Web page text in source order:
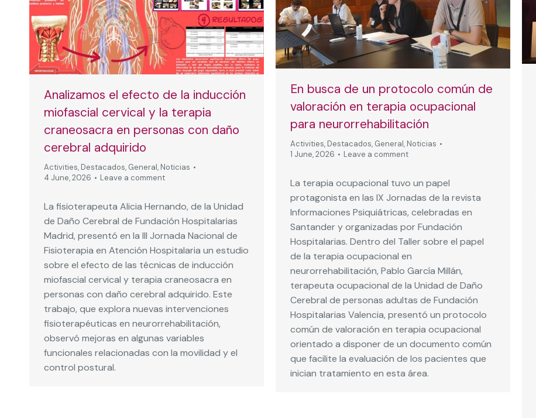
Analizamos el efecto de la inducción
miofascial cervical y la terapia
craneosacra en personas con daño
cerebral adquirido
Activities, Destacados, General, Noticias
4 June, 2026
Leave a comment
La fisioterapeuta Alicia Hernando, de la Unidad
de Daño Cerebral de Fundación Hospitalarias
Madrid, presentó en la III Jornada Nacional de
Fisioterapia en Atención Hospitalaria un estudio
sobre el efecto de las técnicas de inducción
miofascial cervical y terapia craneosacra en
personas con daño cerebral adquirido. Este
trabajo, que explora nuevas intervenciones
fisioterapéuticas en neurorrehabilitación,
observó mejoras en algunas variables
funcionales relacionadas con la movilidad y el
control postural.
En busca de un protocolo común de
valoración en terapia ocupacional
para neurorrehabilitación
Activities, Destacados, General, Noticias
1 June, 2026
Leave a comment
La terapia ocupacional tuvo un papel
protagonista en las IX Jornadas de la revista
Informaciones Psiquiátricas, celebradas en
Santander y organizadas por Fundación
Hospitalarias. Dentro del Taller sobre el papel
de la terapia ocupacional en
neurorrehabilitación, Pablo García Millán,
terapeuta ocupacional de la Unidad de Daño
Cerebral de personas adultas de Fundación
Hospitalarias Valencia, presentó un protocolo
común de valoración en terapia ocupacional
orientado a disponer de un documento común
que facilite la evaluación de los pacientes que
inician tratamiento en esta área.